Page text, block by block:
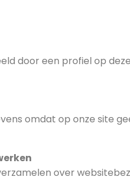
door een profiel op
omdat op onze site
over